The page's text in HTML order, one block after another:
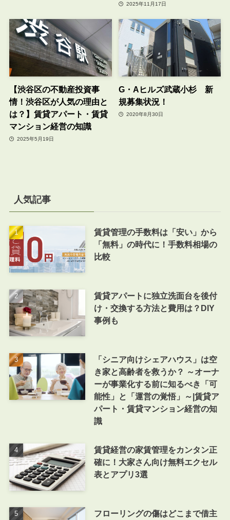
2025年11月17日
【渋谷区の不動産投資事
情！渋谷区が人気の理由と
は？】賃貸アパート・賃貸
マンション経営の知識
2025年5月19日
G・Aヒルズ武蔵小杉 新
規募集状況！
2020年8月30日
人気記事
賃貸管理の手数料は「安い」から
「無料」の時代に！手数料相場の
比較
賃貸アパートに独立洗面台を後付
け・交換する方法と費用は？DIY
事例も
「シニア向けシェアハウス」は空
き家と高齢者を救うか？ ～オーナ
ーが事業化する前に知るべき「可
能性」と「運営の覚悟」～|賃貸ア
パート・賃貸マンション経営の知
識
賃貸経営の家賃管理をカンタン正
確に！大家さん向け無料エクセル
表とアプリ3選
フローリングの傷はどこまで借主